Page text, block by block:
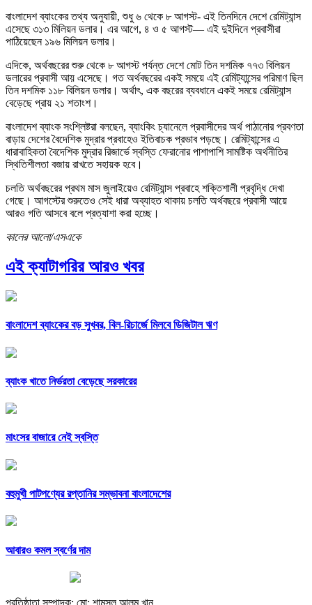
বাংলাদেশ ব্যাংকের তথ্য অনুযায়ী, শুধু ৬ থেকে ৮ আগস্ট- এই তিনদিনে দেশে রেমিট্যান্স
এসেছে ৩১৩ মিলিয়ন ডলার। এর আগে, ৪ ও ৫ আগস্ট— এই দুইদিনে প্রবাসীরা
পাঠিয়েছেন ১৯৬ মিলিয়ন ডলার।
এদিকে, অর্থবছরের শুরু থেকে ৮ আগস্ট পর্যন্ত দেশে মোট তিন দশমিক ৭৭৩ বিলিয়ন
ডলারের প্রবাসী আয় এসেছে। গত অর্থবছরের একই সময়ে এই রেমিট্যান্সের পরিমাণ ছিল
তিন দশমিক ১১৮ বিলিয়ন ডলার। অর্থাৎ, এক বছরের ব্যবধানে একই সময়ে রেমিট্যান্স
বেড়েছে প্রায় ২১ শতাংশ।
বাংলাদেশ ব্যাংক সংশ্লিষ্টরা বলছেন, ব্যাংকিং চ্যানেলে প্রবাসীদের অর্থ পাঠানোর প্রবণতা
বাড়ায় দেশের বৈদেশিক মুদ্রার প্রবাহেও ইতিবাচক প্রভাব পড়ছে। রেমিট্যান্সের এ
ধারাবাহিকতা বৈদেশিক মুদ্রার রিজার্ভে স্বস্তি ফেরানোর পাশাপাশি সামষ্টিক অর্থনীতির
স্থিতিশীলতা বজায় রাখতে সহায়ক হবে।
চলতি অর্থবছরের প্রথম মাস জুলাইয়েও রেমিট্যান্স প্রবাহে শক্তিশালী প্রবৃদ্ধি দেখা
গেছে। আগস্টের শুরুতেও সেই ধারা অব্যাহত থাকায় চলতি অর্থবছরে প্রবাসী আয়ে
আরও গতি আসবে বলে প্রত্যাশা করা হচ্ছে।
কালের আলো/এসএকে
এই ক্যাটাগরির আরও খবর
বাংলাদেশ ব্যাংকের বড় সুখবর, বিল-রিচার্জে মিলবে ডিজিটাল ঋণ
ব্যাংক খাতে নির্ভরতা বেড়েছে সরকারের
মাংসের বাজারে নেই স্বস্তি
বহুমুখী পাটপণ্যের রপ্তানির সম্ভাবনা বাংলাদেশের
আবারও কমল স্বর্ণের দাম
প্রতিষ্ঠাতা সম্পাদক: মো: শামসুল আলম খান